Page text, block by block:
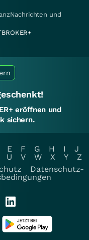
und
eröffnen und
sichern.
E F G H I
J
U V W X Y
Z
Datenschutz-